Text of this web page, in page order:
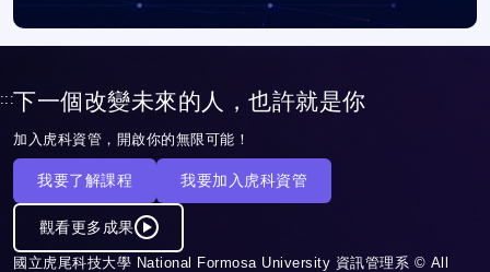
:::下一個改變未來的人，也許就是你
加入虎科資管，開啟你的無限可能！
我要了解課程 我要加入虎科資管
觀看更多成果
國立虎尾科技大學 National Formosa University 資訊管理系 © All